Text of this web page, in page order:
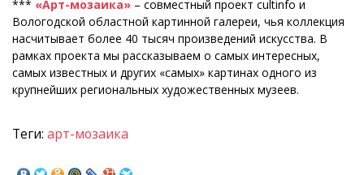
*** «Арт-мозаика» – совместный проект cultinfo и
Вологодской областной картинной галереи, чья коллекция
насчитывает более 40 тысяч произведений искусства. В
рамках проекта мы рассказываем о самых интересных,
самых известных и других «самых» картинах одного из
крупнейших региональных художественных музеев.
Теги: арт-мозаика